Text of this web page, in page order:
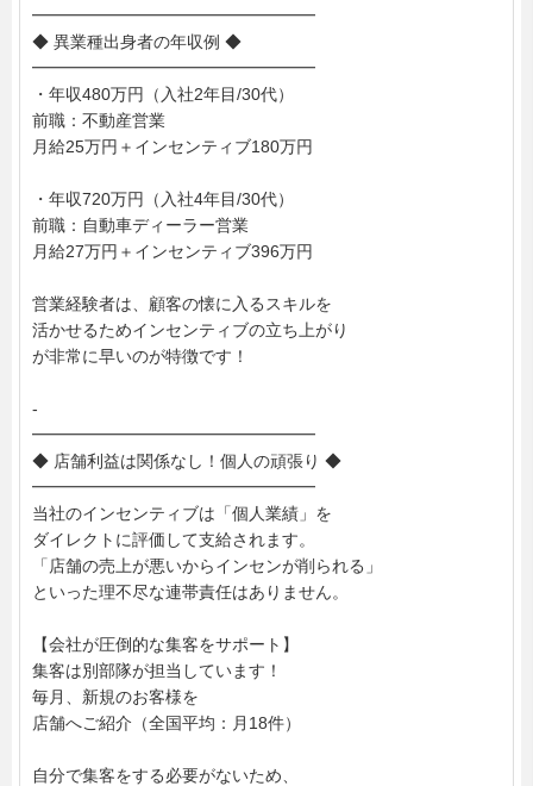
━━━━━━━━━━━━━━━━━
◆ 異業種出身者の年収例 ◆
━━━━━━━━━━━━━━━━━
・年収480万円（入社2年目/30代）
前職：不動産営業
月給25万円＋インセンティブ180万円
・年収720万円（入社4年目/30代）
前職：自動車ディーラー営業
月給27万円＋インセンティブ396万円
営業経験者は、顧客の懐に入るスキルを
活かせるためインセンティブの立ち上がり
が非常に早いのが特徴です！
-
━━━━━━━━━━━━━━━━━
◆ 店舗利益は関係なし！個人の頑張り ◆
━━━━━━━━━━━━━━━━━
当社のインセンティブは「個人業績」を
ダイレクトに評価して支給されます。
「店舗の売上が悪いからインセンが削られる」
といった理不尽な連帯責任はありません。
【会社が圧倒的な集客をサポート】
集客は別部隊が担当しています！
毎月、新規のお客様を
店舗へご紹介（全国平均：月18件）
自分で集客をする必要がないため、